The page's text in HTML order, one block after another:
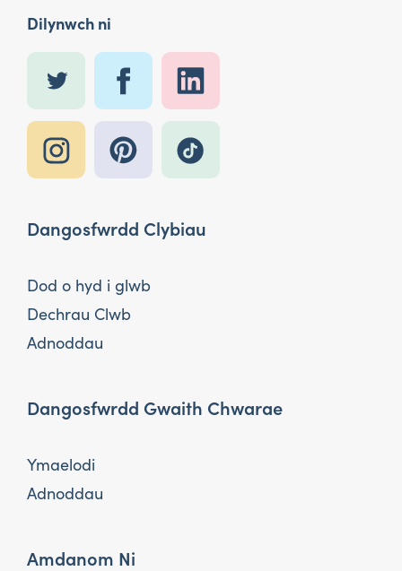
Dilynwch ni
Dangosfwrdd Clybiau
Dod o hyd i glwb
Dechrau Clwb
Adnoddau
Dangosfwrdd Gwaith Chwarae
Ymaelodi
Adnoddau
Amdanom Ni